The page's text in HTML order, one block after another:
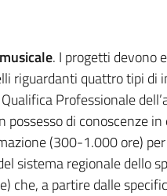
. I progetti devono
riguardanti quattro tipi
Professionale
di conoscenze
(300-1.000 ore)
sistema regionale dello
che, a partire dalle